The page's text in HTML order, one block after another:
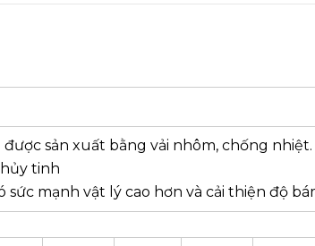
được sản xuất bằng vải nhôm, chống nhiệt.
tinh
sức mạnh vật lý cao hơn và cải thiện độ